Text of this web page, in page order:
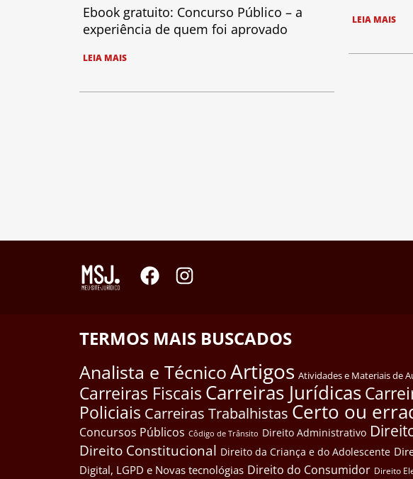
Ebook gratuito: Concurso Público – a
experiência de quem foi aprovado
LEIA MAIS
LEIA MAIS
TERMOS MAIS BUSCADOS
Analista e TécnicoArtigos Atividades e Materiais de
Carreiras Fiscais Carreiras Jurídicas
Policiais Carreiras Trabalhistas Certo ou
Concursos Públicos Côdigo de Trânsito Direito Administrativo
Direito Constitucional Direito da Criança e do Adolescente
Digital, LGPD e Novas tecnológias Direito do Consumidor Direito